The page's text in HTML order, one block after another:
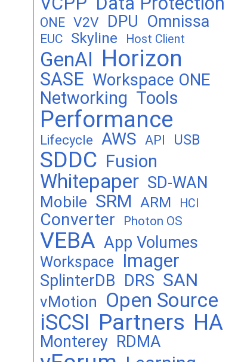
ONE V2V DPU Omnissa
EUC Skyline Host Client
GenAI Horizon
SASE Workspace ONE
Networking Tools
Performance
Lifecycle AWS API USB
SDDC Fusion
Whitepaper SD-WAN
Mobile SRM ARM HCI
Converter Photon OS
VEBA App Volumes
Workspace Imager
SplinterDB DRS SAN
vMotion Open Source
iSCSI Partners HA
Monterey RDMA